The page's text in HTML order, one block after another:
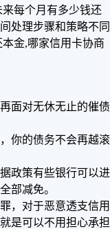
每个月有多少钱还
处理步骤和策略不同
金,哪家信用卡协商
面对无休无止的催债
你的债务不会再越滚
政策有些银行可以进
部减免。
，对于恶意透支信用
是可以不用担心承担